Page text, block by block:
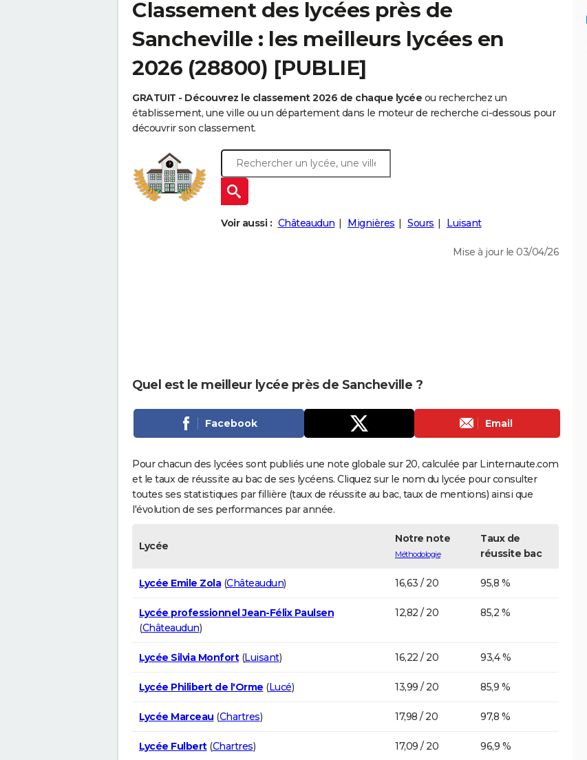
Classement des lycées près de
Sancheville : les meilleurs lycées en
2026 (28800) [PUBLIE]
GRATUIT - Découvrez le classement 2026 de chaque lycée ou recherchez un
établissement, une ville ou un département dans le moteur de recherche ci-dessous pour
découvrir son classement.
Voir aussi : Châteaudun Mignières Sours Luisant
Mise à jour le 03/04/26
Quel est le meilleur lycée près de Sancheville ?
Facebook Email
Pour chacun des lycées sont publiés une note globale sur 20, calculée par Linternaute.com
et le taux de réussite au bac de ses lycéens. Cliquez sur le nom du lycée pour consulter
toutes ses statistiques par fillière (taux de réussite au bac, taux de mentions) ainsi que
l'évolution de ses performances par année.
Lycée
Notre note
Méthodologie
Taux de
réussite bac
Lycée Emile Zola(Châteaudun) 16,63 / 20 95,8 %
Lycée professionnel Jean-Félix Paulsen
(Châteaudun)
12,82 / 20 85,2 %
Lycée Silvia Monfort(Luisant) 16,22 / 20 93,4 %
Lycée Philibert de l'Orme (Lucé) 13,99 / 20 85,9 %
Lycée Marceau (Chartres) 17,98 / 20 97,8 %
Lycée Fulbert(Chartres) 17,09 / 20 96,9 %